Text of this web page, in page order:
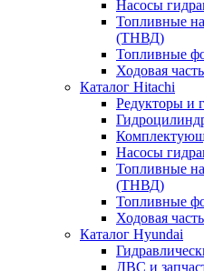
Насосы
Топливные
(ТНВД)
Топливные
Ходовая часть
Каталог Hitachi
Редукторы и
Насосы
Топливные
(ТНВД)
Топливные
Ходовая часть
Каталог Hyundai
ДВС и